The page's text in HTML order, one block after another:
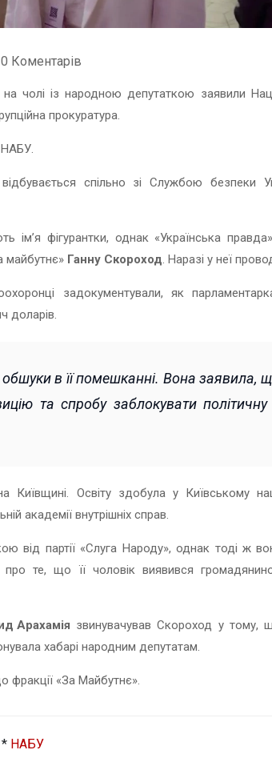
0 Коментарів
чолі із народною депутаткою заявили
прокуратура.
НАБУ.
спільно зі Службою безпеки
ім’я фігурантки, однак «Українська
майбутнє» Ганну Скороход. Наразі у неї
задокументували, як
доларів.
в її помешканні. Вона заявила,
та спробу заблокувати політичну
Освіту здобула у Київському
академії внутрішніх справ.
від партії «Слуга Народу», однак тоді ж
про те, що її чоловік виявився
Арахамія звинувачував Скороход у тому,
хабарі народним депутатам.
фракції «За Майбутнє».
* НАБУ